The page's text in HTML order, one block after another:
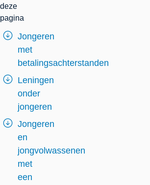
deze
pagina
Jongeren
met
betalingsachterstanden
Leningen
onder
jongeren
Jongeren
en
jongvolwassenen
met
een